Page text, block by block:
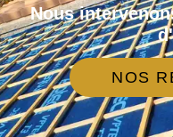
Nous
NOS